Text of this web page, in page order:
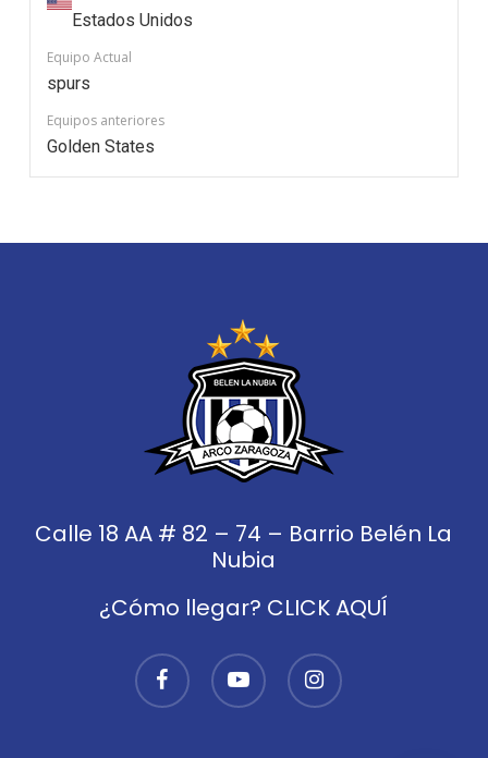
Estados Unidos
Equipo Actual
spurs
Equipos anteriores
Golden States
Calle 18 AA # 82 – 74 – Barrio Belén La
Nubia
¿Cómo llegar? CLICK AQUÍ
facebook youtube instagram